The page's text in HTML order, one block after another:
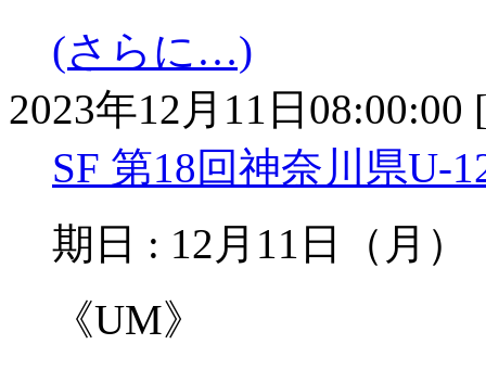
(さらに…)
2023年12月11日08:00:00
SF 第18回神奈川県
期日 : 12月11日（月
《UM》